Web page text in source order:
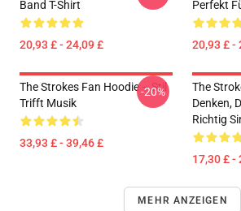
Band T-Shirt
20,93 £ - 24,09 £
Perfekt
20,93 £ -
The Strokes Fan Hoodie – Stil
Trifft Musik
33,93 £ - 39,46 £
-20%
The
Denken,
Richtig
17,30 £ -
MEHR ANZEIGEN